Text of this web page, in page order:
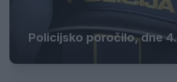
Policijsko poročilo, dne